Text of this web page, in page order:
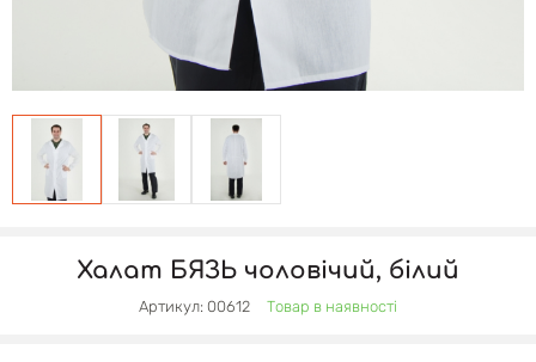
Халат БЯЗЬ чоловічий, білий
Артикул: 00612 Товар в наявності